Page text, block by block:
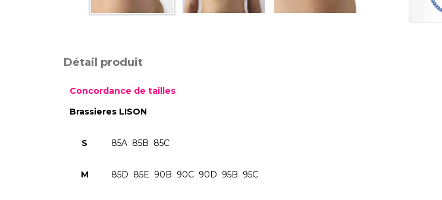
Détail produit
Concordance de tailles
Brassieres LISON
S 85A 85B 85C
M 85D 85E 90B 90C 90D 95B 95C